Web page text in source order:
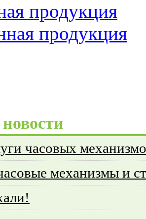
продукция
продукция
часовых
механизмы и